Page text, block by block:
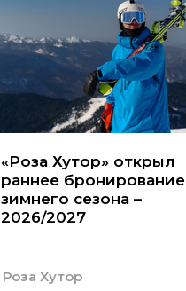
«Роза Хутор» открыл
раннее бронирование
зимнего сезона –
2026/2027
Роза Хутор